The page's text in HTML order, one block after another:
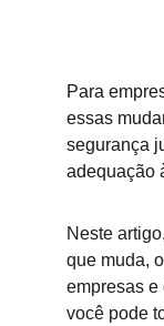
Para
essas
segurança
adequação
Neste
que muda,
empresas
você pode